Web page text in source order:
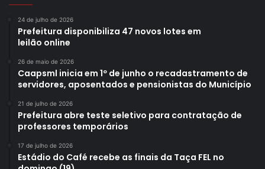
24 de julho de 2026
Prefeitura disponibiliza 47 novos lotes em
leilão online
26 de maio de 2026
Caapsml inicia em 1º de junho o recadastramento de
servidores, aposentados e pensionistas do Município
21 de julho de 2026
Prefeitura abre teste seletivo para contratação de
professores temporários
17 de julho de 2026
Estádio do Café recebe as finais da Taça FEL no